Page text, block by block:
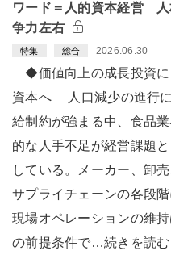
ワード＝人的資本経営 人
争力左右
特集 総合 2026.06.30
◆価値向上の成長投資
資本へ 人口減少の進行
給制約が強まる中、食品
的な人手不足が経営課題
している。メーカー、卸
サプライチェーンの各段階
現場オペレーションの維
の前提条件で…続きを読む